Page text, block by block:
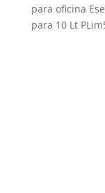
para oficina
para 10 Lt